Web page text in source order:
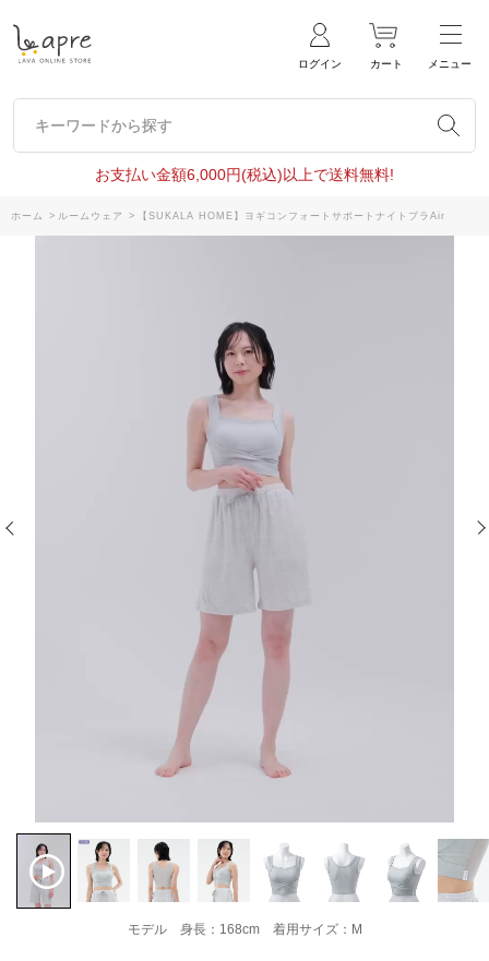
ログイン カート メニュー
キーワードから探す
キーワードから探す
お支払い金額6,000円(税込)以上で送料無料!
ホーム > ルームウェア > 【SUKALA HOME】ヨギコンフォートサポートナイトブラAir
モデル 身長：168cm 着用サイズ：M